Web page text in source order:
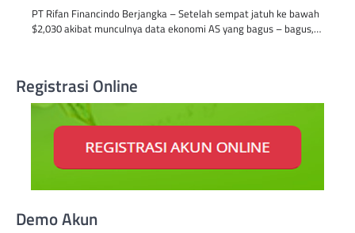
PT Rifan Financindo Berjangka – Setelah sempat jatuh ke bawah
$2,030 akibat munculnya data ekonomi AS yang bagus – bagus,…
Registrasi Online
Demo Akun